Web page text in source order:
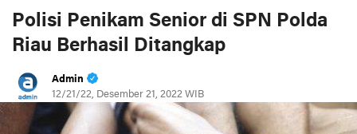
Polisi Penikam Senior di SPN Polda
Riau Berhasil Ditangkap
Admin
12/21/22, Desember 21, 2022 WIB